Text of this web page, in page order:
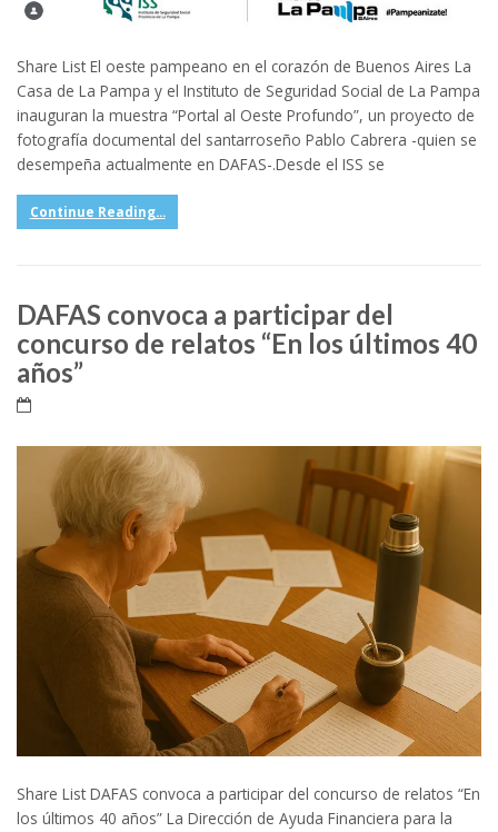
Share List El oeste pampeano en el corazón de Buenos Aires La
Casa de La Pampa y el Instituto de Seguridad Social de La Pampa
inauguran la muestra “Portal al Oeste Profundo”, un proyecto de
fotografía documental del santarroseño Pablo Cabrera -quien se
desempeña actualmente en DAFAS-.Desde el ISS se
Continue Reading...
DAFAS convoca a participar del
concurso de relatos “En los últimos 40
años”
Share List DAFAS convoca a participar del concurso de relatos “En
los últimos 40 años” La Dirección de Ayuda Financiera para la